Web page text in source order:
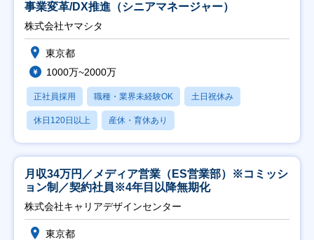
事業変革/DX推進（シニアマネージャー）
株式会社ヤマシタ
東京都
1000万~2000万
正社員採用 職種・業界未経験OK 土日祝休み
休日120日以上 産休・育休あり
月収34万円／メディア営業（ES営業部）※コミッシ
ョン制／契約社員※4年目以降無期化
株式会社キャリアデザインセンター
東京都